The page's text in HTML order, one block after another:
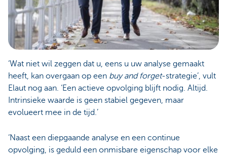
‘Wat niet wil zeggen dat u, eens u uw analyse gemaakt
heeft, kan overgaan op een buy and forget-strategie’, vult
Elaut nog aan. ‘Een actieve opvolging blijft nodig. Altijd.
Intrinsieke waarde is geen stabiel gegeven, maar
evolueert mee in de tijd.’
‘Naast een diepgaande analyse en een continue
opvolging, is geduld een onmisbare eigenschap voor elke